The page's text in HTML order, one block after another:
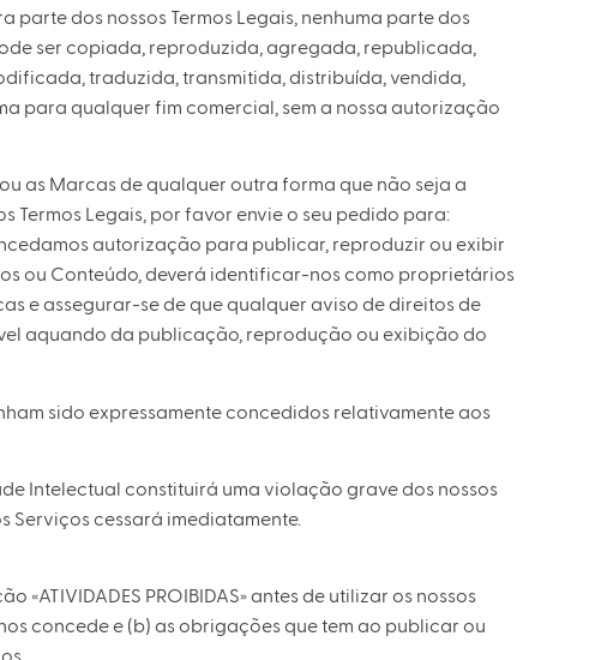
parte dos nossos Termos Legais, nenhuma parte dos
ser copiada, reproduzida, agregada, republicada,
traduzida, transmitida, distribuída, vendida,
para qualquer fim comercial, sem a nossa autorização
as Marcas de qualquer outra forma que não seja a
Termos Legais, por favor envie o seu pedido para:
autorização para publicar, reproduzir ou exibir
ou Conteúdo, deverá identificar-nos como proprietários
e assegurar-se de que qualquer aviso de direitos de
aquando da publicação, reprodução ou exibição do
sido expressamente concedidos relativamente aos
Intelectual constituirá uma violação grave dos nossos
Serviços cessará imediatamente.
«ATIVIDADES PROIBIDAS» antes de utilizar os nossos
concede e (b) as obrigações que tem ao publicar ou